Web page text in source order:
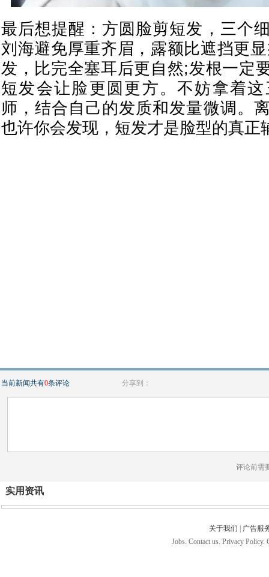
最后想提醒：方圆脸剪短发，三个
刘海避免厚重齐眉，露额比遮挡更
发，比完全塞耳后更自然;发根一定
短发会让脸更圆更方。不妨拿着
师，结合自己的发质和发量微调。
也许你会发现，短发才是脸型的真正
当前新闻共有0条评论 分享到：
评论前需
实用资讯
关于我们
广告服
Jobs. Contact us. Privacy